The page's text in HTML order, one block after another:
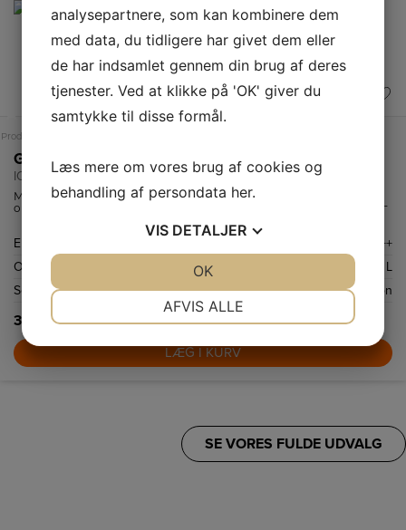
Produktdatablad
Gram Indbygningsovn
IO 5610-90 X
Multifunktionsovn med 11+1 funktioner, bl.a. ægte varmluft,
optønings- og pizzafunktion. Børnesikring og ekstra dyb bradepande.
Energiklasse
A+++
Ovnrum netto
65 L
Selvrenstype
Steam Clean funktion
3.399,-
LÆG I KURV
SE VORES FULDE UDVALG
analysepartnere, som kan kombinere dem
med data, du tidligere har givet dem eller
de har indsamlet gennem din brug af deres
tjenester. Ved at klikke på 'OK' giver du
samtykke til disse formål.
Læs mere om vores brug af cookies og
behandling af persondata her.
VIS DETALJER
AFVIS ALLE
OK